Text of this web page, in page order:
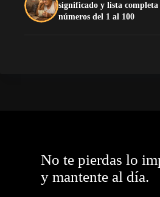
significado y lista completa
números del 1 al 100
No te pierdas lo
y mantente al día.